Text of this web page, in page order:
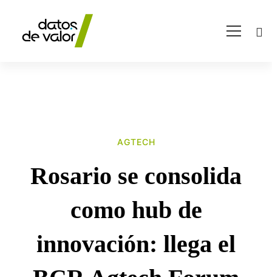
consolida
AGTECH
Rosario se consolida
como hub de
innovación: llega el